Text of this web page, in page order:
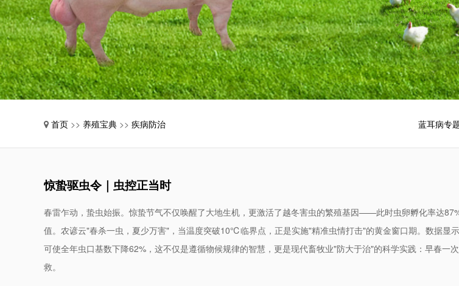
中药颗粒剂
散剂
粉剂、预混剂
溶液剂、栓剂
消毒剂
中药颗粒剂
散剂
粉剂、预混剂
溶液剂
消毒剂
首页 >> 养殖宝典 >> 疾病防治 蓝耳病专
惊蛰驱虫令｜虫控正当时
春雷乍动，蛰虫始振。惊蛰节气不仅唤醒了大地生机，更激活了越冬害虫的繁殖基因——此时虫卵孵化率达
值。农谚云"春杀一虫，夏少万害"，当温度突破10℃临界点，正是实施"精准虫情打击"的黄金窗口期。数据显
可使全年虫口基数下降62%，这不仅是遵循物候规律的智慧，更是现代畜牧业"防大于治"的科学实践：早春一
救。